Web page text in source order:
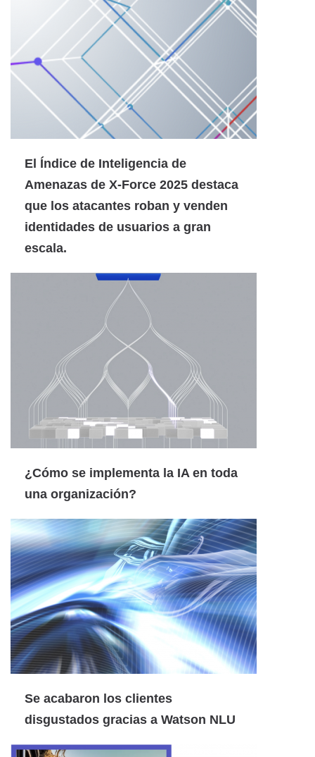
El Índice de Inteligencia de
Amenazas de X-Force 2025 destaca
que los atacantes roban y venden
identidades de usuarios a gran
escala.
¿Cómo se implementa la IA en toda
una organización?
Se acabaron los clientes
disgustados gracias a Watson NLU